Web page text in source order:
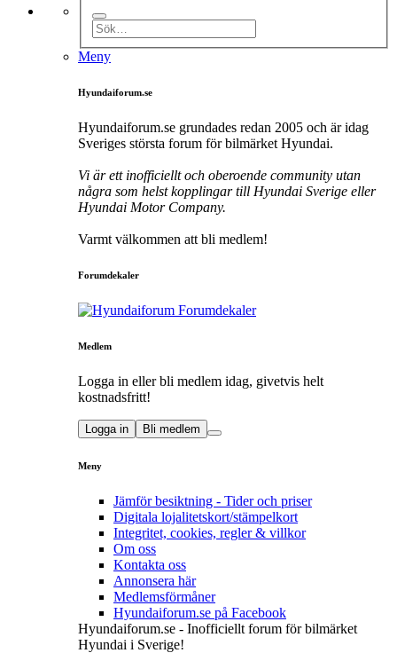
Meny
Hyundaiforum.se
Hyundaiforum.se grundades redan 2005 och är idag
Sveriges största forum för bilmärket Hyundai.
Vi är ett inofficiellt och oberoende community utan
några som helst kopplingar till Hyundai Sverige eller
Hyundai Motor Company.
Varmt välkommen att bli medlem!
Forumdekaler
Medlem
Logga in eller bli medlem idag, givetvis helt
kostnadsfritt!
Logga in Bli medlem
Meny
Jämför besiktning - Tider och priser
Digitala lojalitetskort/stämpelkort
Integritet, cookies, regler & villkor
Om oss
Kontakta oss
Annonsera här
Medlemsförmåner
Hyundaiforum.se på Facebook
Hyundaiforum.se - Inofficiellt forum för bilmärket
Hyundai i Sverige!